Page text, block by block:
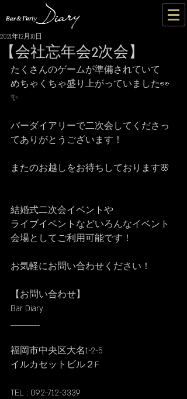
【会社忘年会2次会】
2021年12月18日
たくさんのゲームが準備されていて
めちゃくちゃ盛り上がっていました👀
✨
バーダイアリーで二次会してくださっ
てありがとうございます！
またのお越しをお待ちしております🌸
結婚式二次会イベントや
ライブイベントなどいろんなイベント
会場としてご利用可能です！
お気軽にお問い合わせください！
【お問い合わせ】
Bar Diary
__________
福岡市中央区大名1-2-5
イルカセットビル２F
TEL : 092-712-3339